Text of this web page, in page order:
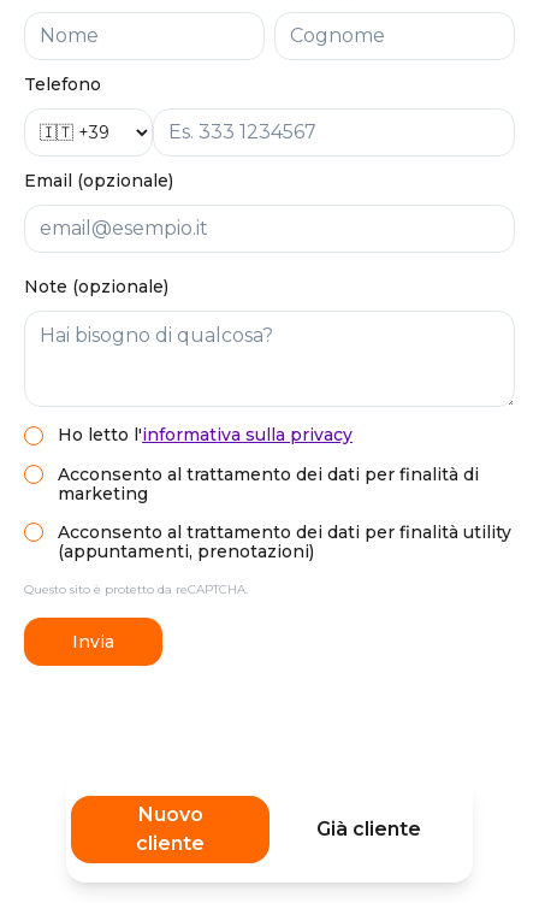
Telefono
Email (opzionale)
Note (opzionale)
Ho letto l'informativa sulla privacy
Acconsento al trattamento dei dati per finalità di
marketing
Acconsento al trattamento dei dati per finalità utility
(appuntamenti, prenotazioni)
Questo sito è protetto da reCAPTCHA.
Invia
Nuovo
cliente
Già cliente